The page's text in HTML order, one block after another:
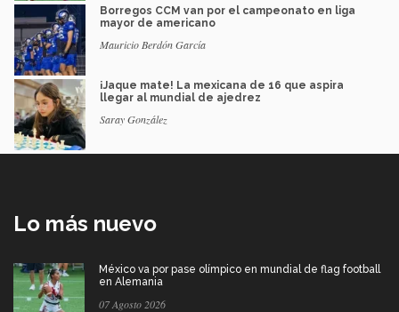
Borregos CCM van por el campeonato en liga
mayor de americano
Mauricio Berdón García
¡Jaque mate! La mexicana de 16 que aspira
llegar al mundial de ajedrez
Saray González
Lo más nuevo
México va por pase olímpico en mundial de flag football
en Alemania
07 Agosto 2026